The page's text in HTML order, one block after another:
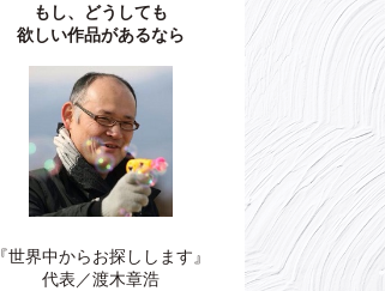
もし、どうしても
欲しい作品があるなら
『世界中からお探しします』
代表／渡木章浩